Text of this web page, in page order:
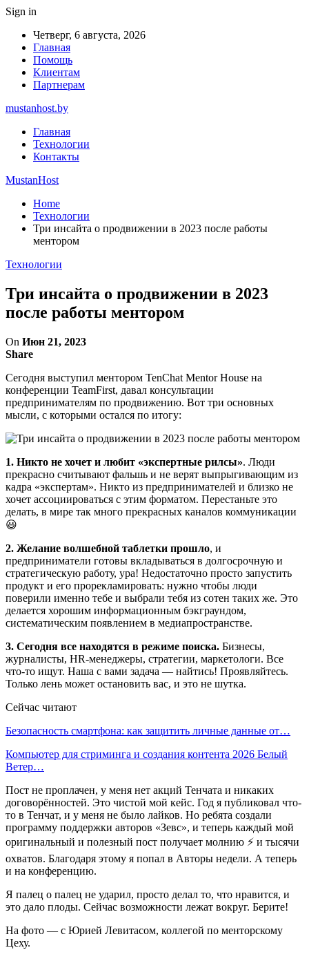
Sign in
Четверг, 6 августа, 2026
Главная
Помощь
Клиентам
Партнерам
mustanhost.by
Главная
Технологии
Контакты
MustanHost
Home
Технологии
Три инсайта о продвижении в 2023 после работы
ментором
Технологии
Три инсайта о продвижении в 2023
после работы ментором
On Июн 21, 2023
Share
Сегодня выступил ментором TenChat Mentor House на
конференции TeamFirst, давал консультации
предпринимателям по продвижению. Вот три основных
мысли, с которыми остался по итогу:
1. Никто не хочет и любит «экспертные рилсы». Люди
прекрасно считывают фальшь и не верят выпрыгивающим из
кадра «экспертам». Никто из предпринимателей и близко не
хочет ассоциироваться с этим форматом. Перестаньте это
делать, в мире так много прекрасных каналов коммуникации
😃
2. Желание волшебной таблетки прошло, и
предприниматели готовы вкладываться в долгосрочную и
стратегическую работу, ура! Недостаточно просто запустить
продукт и его прорекламировать: нужно чтобы люди
поверили именно тебе и выбрали тебя из сотен таких же. Это
делается хорошим информационным бэкграундом,
систематическим появлением в медиапространстве.
3. Сегодня все находятся в режиме поиска. Бизнесы,
журналисты, HR-менеджеры, стратегии, маркетологи. Все
что-то ищут. Наша с вами задача — найтись! Проявляйтесь.
Только лень может остановить вас, и это не шутка.
Сейчас читают
Безопасность смартфона: как защитить личные данные от…
Компьютер для стриминга и создания контента 2026 Белый
Ветер…
Пост не проплачен, у меня нет акций Тенчата и никаких
договорённостей. Это чистой мой кейс. Год я публиковал что-
то в Тенчат, и у меня не было лайков. Но ребята создали
программу поддержки авторов «Зевс», и теперь каждый мой
оригинальный и полезный пост получает молнию ⚡ и тысячи
охватов. Благодаря этому я попал в Авторы недели. А теперь
и на конференцию.
Я палец о палец не ударил, просто делал то, что нравится, и
это дало плоды. Сейчас возможности лежат вокруг. Берите!
На фото — с Юрией Левитасом, коллегой по менторскому
Цеху.